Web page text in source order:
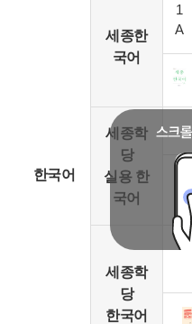
한국어
세종한
국어
1
A
세종학
당
실용 한
국어
세종학
당
한국어